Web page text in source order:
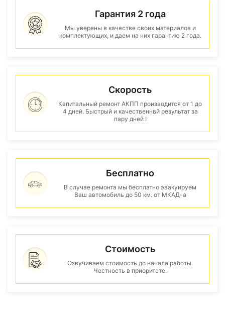
Гарантия 2 года
Мы уверены в качестве своих материалов и
комплектующих, и даем на них гарантию 2 года.
Скорость
Капитальный ремонт АКПП производится от 1 до
4 дней. Быстрый и качественнвй результат за
пару дней !
Бесплатно
В случае ремонта мы бесплатно эвакуируем
Ваш автомобиль до 50 км. от МКАД-а
Стоимость
Озвучиваем стоимость до начала работы.
Честность в приоритете.